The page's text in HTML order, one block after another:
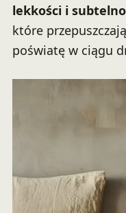
lekkości i
które
poświatę w ciągu